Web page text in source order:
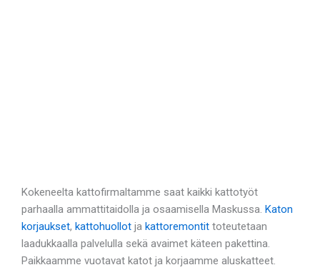
Kokeneelta kattofirmaltamme saat kaikki kattotyöt
parhaalla ammattitaidolla ja osaamisella Maskussa. Katon
korjaukset, kattohuollot ja kattoremontit toteutetaan
laadukkaalla palvelulla sekä avaimet käteen pakettina.
Paikkaamme vuotavat katot ja korjaamme aluskatteet.